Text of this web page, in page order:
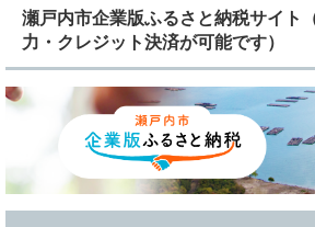
瀬戸内市企業版ふるさと納税サイト
力・クレジット決済が可能です）